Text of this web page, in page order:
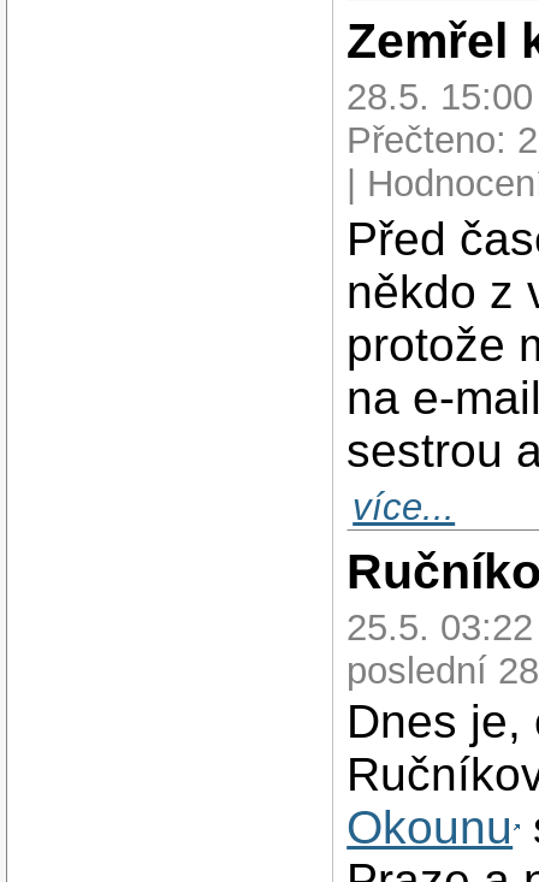
Zemřel
28.5.
Přečteno:
|
Před
někdo z
protože
na e-
sestrou
více...
25.5.
poslední
Dnes je,
Okounu